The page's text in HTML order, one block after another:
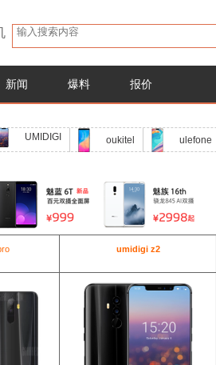
新闻 爆料 报价
UMIDIGI oukitel ulefone
umidigi z2